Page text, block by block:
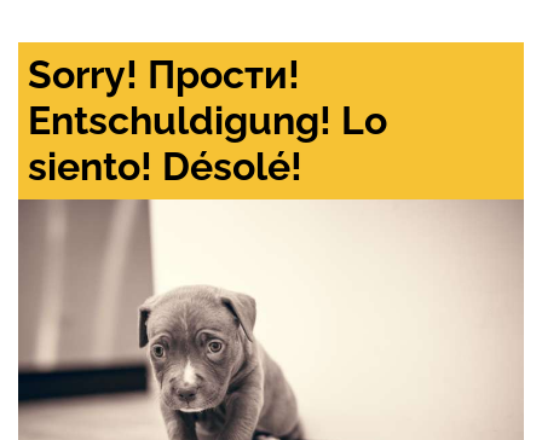
Sorry! Прости!
Entschuldigung! Lo
siento! Désolé!